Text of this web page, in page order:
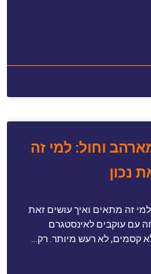
וחול: למי זה
נכון
זה מתאים ואיך עושים זאת
עם עוקבים לאינסטגרם
קסמים, לא רעש מיותר. רק…